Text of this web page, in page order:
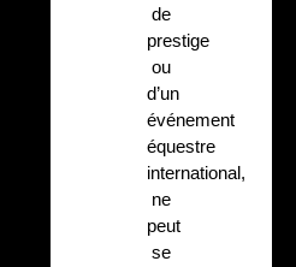
de
prestige
ou
d’un
événement
équestre
international,
ne
peut
se